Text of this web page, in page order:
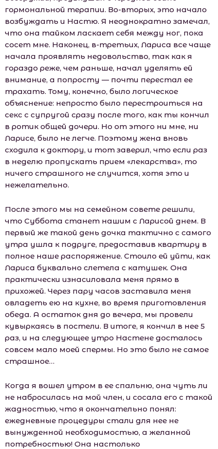
гормональной терапии. Во-вторых, это начало
возбуждать и Настю. Я неоднократно замечал,
что она тайком ласкает себя между ног, пока
сосет мне. Наконец, в-третьих, Лариса все чаще
начала проявлять недовольство, так как я
гораздо реже, чем раньше, начал уделять ей
внимание, а попросту — почти перестал ее
трахать. Тому, конечно, было логическое
объяснение: непросто было перестроиться на
секс с супругой сразу после того, как ты кончил
в ротик общей дочери. Но от этого ни мне, ни
Ларисе, было не легче. Поэтому жена вновь
сходила к доктору, и тот заверил, что если раз
в неделю пропускать прием «лекарства», то
ничего страшного не случится, хотя это и
нежелательно.
После этого мы на семейном совете решили,
что Суббота станет нашим с Ларисой днем. В
первый же такой день дочка тактично с самого
утра ушла к подруге, предоставив квартиру в
полное наше распоряжение. Стоило ей уйти, как
Лариса буквально слетела с катушек. Она
практически изнасиловала меня прямо в
прихожей. Через пару часов заставила меня
овладеть ею на кухне, во время приготовления
обеда. А остаток дня до вечера, мы провели
кувыркаясь в постели. В итоге, я кончил в нее 5
раз, и на следующее утро Настене досталось
совсем мало моей спермы. Но это было не самое
страшное…
Когда я вошел утром в ее спальню, она чуть ли
не набросилась на мой член, и сосала его с такой
жадностью, что я окончательно понял:
ежедневные процедуры стали для нее не
вынужденной необходимостью, а желанной
потребностью! Она настолько